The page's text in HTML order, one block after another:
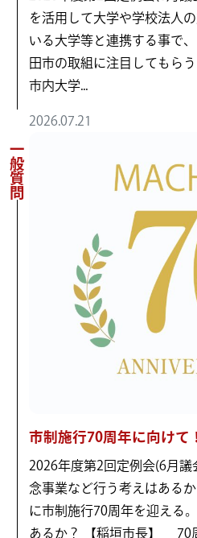
を活用して大学や学校法人
いる大学等と連携する事で
田市の取組に注目してもら
市内大学...
2026.07.21
一般質問
市制施行70周年に向けて
2026年度第2回定例会(6月
念事業など行う考えはある
に市制施行70周年を迎える
あるか？ 【稲垣市長】 70